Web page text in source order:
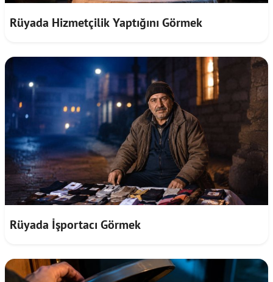
Rüyada Hizmetçilik Yaptığını Görmek
Rüyada İşportacı Görmek